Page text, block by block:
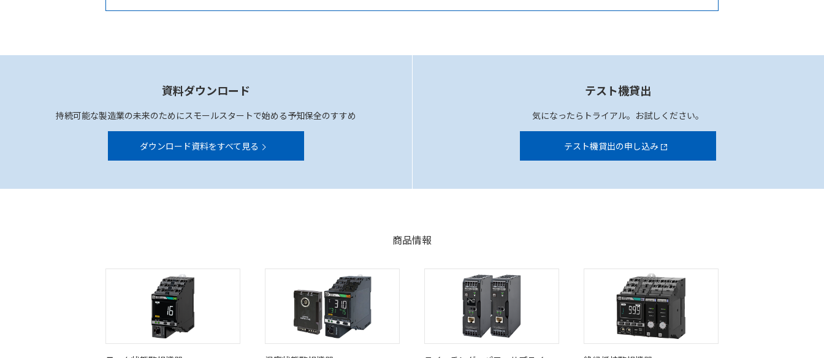
資料ダウンロード
持続可能な製造業の未来のためにスモールスタートで始める予知保全のすすめ
ダウンロード資料をすべて見る
テスト機貸出
気になったらトライアル。お試しください。
テスト機貸出の申し込み
商品情報